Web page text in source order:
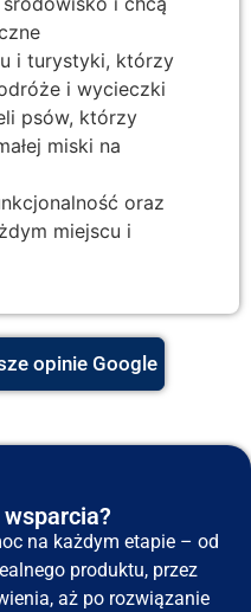
i turystyki, którzy
i wycieczki
psów, którzy
miski na
oraz
miejscu i
opinie Google
na każdym etapie – od
produktu, przez
aż po rozwiązanie